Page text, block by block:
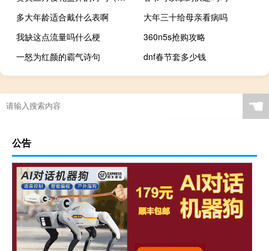
多大年龄适合戴什么表啊
大年三十给母亲看病吗
我缺这点流量吗什么梗
360n5s抢购攻略
一怒为红颜的霸气诗句
dnf春节套多少钱
☚
公告